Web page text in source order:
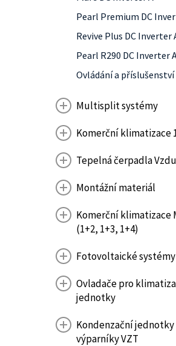
Pearl Premium DC
Revive Plus DC Inverter
Pearl R290 DC Inverter
Ovládání a příslušenství
Multisplit systémy
Komerční klimatizace
Tepelná čerpadla
Montážní materiál
Komerční klimatizace
(1+2, 1+3, 1+4)
Fotovoltaické systémy
Ovladače pro
jednotky
Kondenzační
výparníky VZT